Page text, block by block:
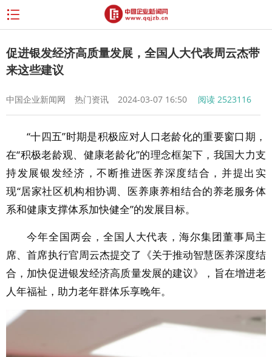
促进银发经济高质量发展，全国人大代表周云杰带
来这些建议
中国企业新闻网 热门资讯 2024-03-07 16:50 阅读 2523116
“十四五”时期是积极应对人口老龄化的重要窗口期，
在“积极老龄观、健康老龄化”的理念框架下，我国大力支
持发展银发经济，不断推进医养深度结合，并提出实
现“居家社区机构相协调、医养康养相结合的养老服务体
系和健康支撑体系加快健全”的发展目标。
今年全国两会，全国人大代表，海尔集团董事局主
席、首席执行官周云杰提交了《关于推动智慧医养深度结
合，加快促进银发经济高质量发展的建议》，旨在增进老
人年福祉，助力老年群体乐享晚年。